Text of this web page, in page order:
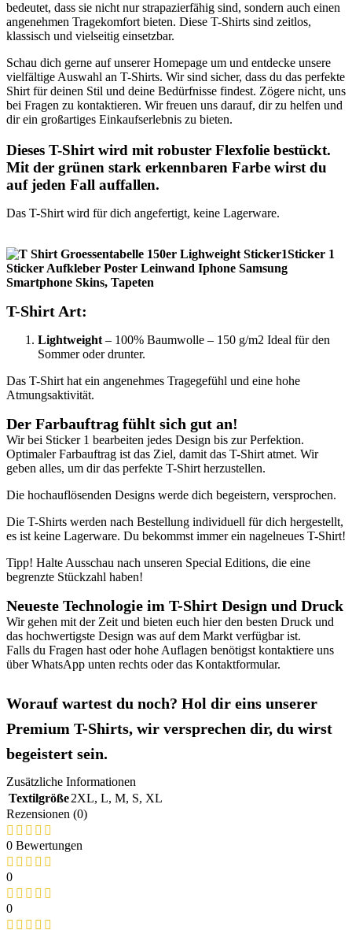
bedeutet, dass sie nicht nur strapazierfähig sind, sondern auch einen
angenehmen Tragekomfort bieten. Diese T-Shirts sind zeitlos,
klassisch und vielseitig einsetzbar.
Schau dich gerne auf unserer Homepage um und entdecke unsere
vielfältige Auswahl an T-Shirts. Wir sind sicher, dass du das perfekte
Shirt für deinen Stil und deine Bedürfnisse findest. Zögere nicht, uns
bei Fragen zu kontaktieren. Wir freuen uns darauf, dir zu helfen und
dir ein großartiges Einkaufserlebnis zu bieten.
Dieses T-Shirt wird mit robuster Flexfolie bestückt.
Mit der grünen stark erkennbaren Farbe wirst du
auf jeden Fall auffallen.
Das T-Shirt wird für dich angefertigt, keine Lagerware.
T-Shirt Art:
Lightweight – 100% Baumwolle – 150 g/m2 Ideal für den
Sommer oder drunter.
Das T-Shirt hat ein angenehmes Tragegefühl und eine hohe
Atmungsaktivität.
Der Farbauftrag fühlt sich gut an!
Wir bei Sticker 1 bearbeiten jedes Design bis zur Perfektion.
Optimaler Farbauftrag ist das Ziel, damit das T-Shirt atmet. Wir
geben alles, um dir das perfekte T-Shirt herzustellen.
Die hochauflösenden Designs werde dich begeistern, versprochen.
Die T-Shirts werden nach Bestellung individuell für dich hergestellt,
es ist keine Lagerware. Du bekommst immer ein nagelneues T-Shirt!
Tipp! Halte Ausschau nach unseren Special Editions, die eine
begrenzte Stückzahl haben!
Neueste Technologie im T-Shirt Design und Druck
Wir gehen mit der Zeit und bieten euch hier den besten Druck und
das hochwertigste Design was auf dem Markt verfügbar ist.
Falls du Fragen hast oder hohe Auflagen benötigst kontaktiere uns
über WhatsApp unten rechts oder das Kontaktformular.
Worauf wartest du noch? Hol dir eins unserer
Premium T-Shirts, wir versprechen dir, du wirst
begeistert sein.
Zusätzliche Informationen
Textilgröße2XL, L, M, S, XL
Rezensionen (0)
0 Bewertungen
0
0